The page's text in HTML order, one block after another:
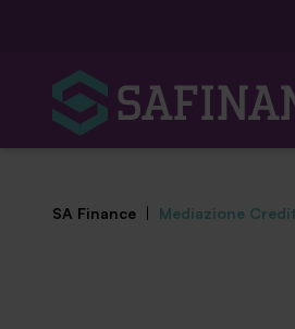
SA Finance | Mediazione